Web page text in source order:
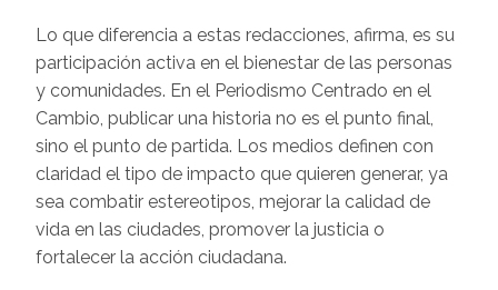
Lo que diferencia a estas redacciones, afirma, es su
participación activa en el bienestar de las personas
y comunidades. En el Periodismo Centrado en el
Cambio, publicar una historia no es el punto final,
sino el punto de partida. Los medios definen con
claridad el tipo de impacto que quieren generar, ya
sea combatir estereotipos, mejorar la calidad de
vida en las ciudades, promover la justicia o
fortalecer la acción ciudadana.